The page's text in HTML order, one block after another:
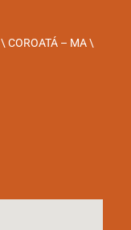
COROATÁ – MA \